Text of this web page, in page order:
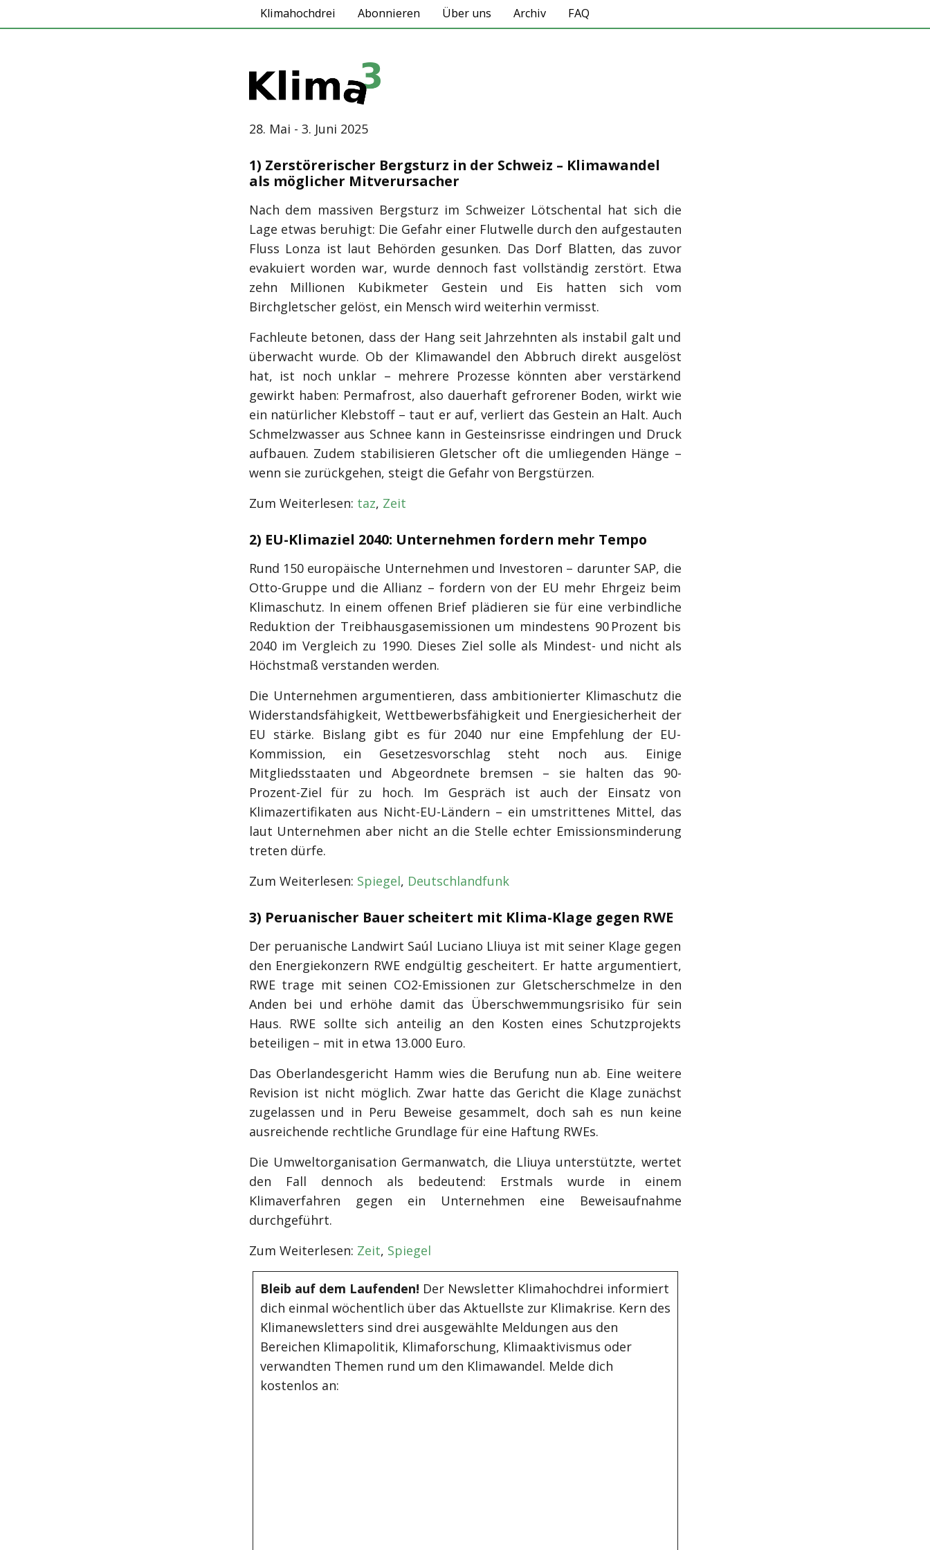
Klimahochdrei Abonnieren Über uns Archiv FAQ
28. Mai - 3. Juni 2025
1) Zerstörerischer Bergsturz in der Schweiz – Klimawandel
als möglicher Mitverursacher
Nach dem massiven Bergsturz im Schweizer Lötschental hat sich die
Lage etwas beruhigt: Die Gefahr einer Flutwelle durch den aufgestauten
Fluss Lonza ist laut Behörden gesunken. Das Dorf Blatten, das zuvor
evakuiert worden war, wurde dennoch fast vollständig zerstört. Etwa
zehn Millionen Kubikmeter Gestein und Eis hatten sich vom
Birchgletscher gelöst, ein Mensch wird weiterhin vermisst.
Fachleute betonen, dass der Hang seit Jahrzehnten als instabil galt und
überwacht wurde. Ob der Klimawandel den Abbruch direkt ausgelöst
hat, ist noch unklar – mehrere Prozesse könnten aber verstärkend
gewirkt haben: Permafrost, also dauerhaft gefrorener Boden, wirkt wie
ein natürlicher Klebstoff – taut er auf, verliert das Gestein an Halt. Auch
Schmelzwasser aus Schnee kann in Gesteinsrisse eindringen und Druck
aufbauen. Zudem stabilisieren Gletscher oft die umliegenden Hänge –
wenn sie zurückgehen, steigt die Gefahr von Bergstürzen.
Zum Weiterlesen: taz, Zeit
2) EU-Klimaziel 2040: Unternehmen fordern mehr Tempo
Rund 150 europäische Unternehmen und Investoren – darunter SAP, die
Otto-Gruppe und die Allianz – fordern von der EU mehr Ehrgeiz beim
Klimaschutz. In einem offenen Brief plädieren sie für eine verbindliche
Reduktion der Treibhausgasemissionen um mindestens 90 Prozent bis
2040 im Vergleich zu 1990. Dieses Ziel solle als Mindest- und nicht als
Höchstmaß verstanden werden.
Die Unternehmen argumentieren, dass ambitionierter Klimaschutz die
Widerstandsfähigkeit, Wettbewerbsfähigkeit und Energiesicherheit der
EU stärke. Bislang gibt es für 2040 nur eine Empfehlung der EU-
Kommission, ein Gesetzesvorschlag steht noch aus. Einige
Mitgliedsstaaten und Abgeordnete bremsen – sie halten das 90-
Prozent-Ziel für zu hoch. Im Gespräch ist auch der Einsatz von
Klimazertifikaten aus Nicht-EU-Ländern – ein umstrittenes Mittel, das
laut Unternehmen aber nicht an die Stelle echter Emissionsminderung
treten dürfe.
Zum Weiterlesen: Spiegel, Deutschlandfunk
3) Peruanischer Bauer scheitert mit Klima-Klage gegen RWE
Der peruanische Landwirt Saúl Luciano Lliuya ist mit seiner Klage gegen
den Energiekonzern RWE endgültig gescheitert. Er hatte argumentiert,
RWE trage mit seinen CO2-Emissionen zur Gletscherschmelze in den
Anden bei und erhöhe damit das Überschwemmungsrisiko für sein
Haus. RWE sollte sich anteilig an den Kosten eines Schutzprojekts
beteiligen – mit in etwa 13.000 Euro.
Das Oberlandesgericht Hamm wies die Berufung nun ab. Eine weitere
Revision ist nicht möglich. Zwar hatte das Gericht die Klage zunächst
zugelassen und in Peru Beweise gesammelt, doch sah es nun keine
ausreichende rechtliche Grundlage für eine Haftung RWEs.
Die Umweltorganisation Germanwatch, die Lliuya unterstützte, wertet
den Fall dennoch als bedeutend: Erstmals wurde in einem
Klimaverfahren gegen ein Unternehmen eine Beweisaufnahme
durchgeführt.
Zum Weiterlesen: Zeit, Spiegel
Bleib auf dem Laufenden! Der Newsletter Klimahochdrei informiert
dich einmal wöchentlich über das Aktuellste zur Klimakrise. Kern des
Klimanewsletters sind drei ausgewählte Meldungen aus den
Bereichen Klimapolitik, Klimaforschung, Klimaaktivismus oder
verwandten Themen rund um den Klimawandel. Melde dich
kostenlos an: